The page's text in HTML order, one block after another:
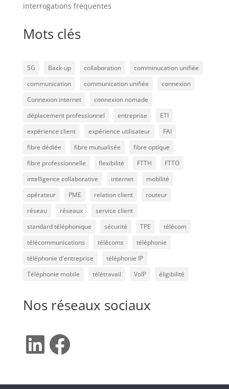
interrogations fréquentes
Mots clés
5G Back-up collaboration
comminucation unifiée
communication
communication unifiée
connexion
Connexion internet
connexion nomade
déplacement professionnel
entreprise
ETI
expérience client
expérience utilisateur
FAI
fibre dédiée
fibre mutualisée
fibre optique
fibre professionnelle
flexibilité FTTH
FTTO
intelligence collaborative
internet
mobilité
opérateur
PME relation client
routeur
réseau
réseaux
service client
standard téléphonique
sécurité TPE
télécom
télécommunications
télécoms
téléphonie
téléphonie d'entreprise
téléphonie IP
Téléphonie mobile
télétravail VoIP éligibilité
Nos réseaux sociaux
LinkedIn
Facebook